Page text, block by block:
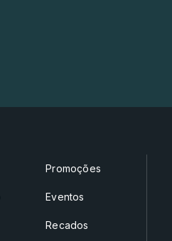
Promoções
Eventos
Recados